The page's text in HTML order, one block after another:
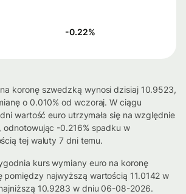
-0.22%
koronę szwedzką wynosi dzisiaj 10.9523,
o 0.010% od wczoraj. W ciągu
wartość euro utrzymała się na względnie
odnotowując -0.216% spadku w
tej waluty 7 dni temu.
kurs wymiany euro na koronę
pomiędzy najwyższą wartością 11.0142 w
10.9283 w dniu 06-08-2026.